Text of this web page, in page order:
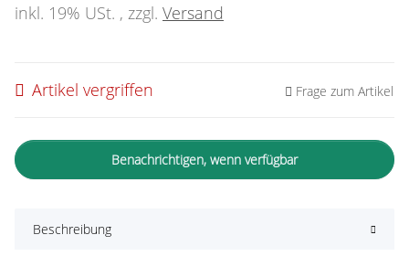
inkl. 19% USt. , zzgl. Versand
Artikel vergriffen Frage zum Artikel
Benachrichtigen, wenn verfügbar
Beschreibung